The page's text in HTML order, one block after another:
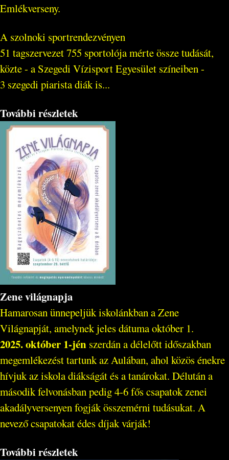
Emlékverseny.
A szolnoki sportrendezvényen
51 tagszervezet 755 sportolója mérte össze tudását,
közte - a Szegedi Vízisport Egyesület színeiben -
3 szegedi piarista diák is...
További részletek
Zene világnapja
Hamarosan ünnepeljük iskolánkban a Zene
Világnapját, amelynek jeles dátuma október 1.
2025. október 1-jén szerdán a délelőtt időszakban
megemlékezést tartunk az Aulában, ahol közös énekre
hívjuk az iskola diákságát és a tanárokat. Délután a
második felvonásban pedig 4-6 fős csapatok zenei
akadályversenyen fogják összemérni tudásukat. A
nevező csapatokat édes díjak várják!
További részletek